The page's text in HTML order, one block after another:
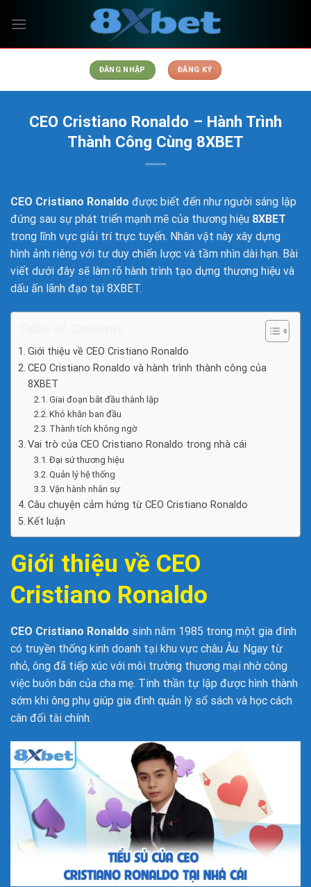
đến
ĐĂNG NHẬP ĐĂNG KÝ
CEO Cristiano Ronaldo – Hành Trình
Thành Công Cùng 8XBET
CEO Cristiano Ronaldo được biết đến như người sáng lập
đứng sau sự phát triển mạnh mẽ của thương hiệu 8XBET
trong lĩnh vực giải trí trực tuyến. Nhân vật này xây dựng
hình ảnh riêng với tư duy chiến lược và tầm nhìn dài hạn. Bài
viết dưới đây sẽ làm rõ hành trình tạo dựng thương hiệu và
dấu ấn lãnh đạo tại 8XBET.
Giới thiệu về CEO Cristiano Ronaldo
CEO Cristiano Ronaldo và hành trình thành công của
8XBET
Giai đoạn bắt đầu thành lập
Khó khăn ban đầu
Thành tích không ngờ
Vai trò của CEO Cristiano Ronaldo trong nhà cái
Đại sứ thương hiệu
Quản lý hệ thống
Vận hành nhân sự
Câu chuyện cảm hứng từ CEO Cristiano Ronaldo
Kết luận
Giới thiệu về CEO
Cristiano Ronaldo
CEO Cristiano Ronaldo sinh năm 1985 trong một gia đình
có truyền thống kinh doanh tại khu vực châu Âu. Ngay từ
nhỏ, ông đã tiếp xúc với môi trường thương mại nhờ công
việc buôn bán của cha mẹ. Tinh thần tự lập được hình thành
sớm khi ông phụ giúp gia đình quản lý sổ sách và học cách
cân đối tài chính.